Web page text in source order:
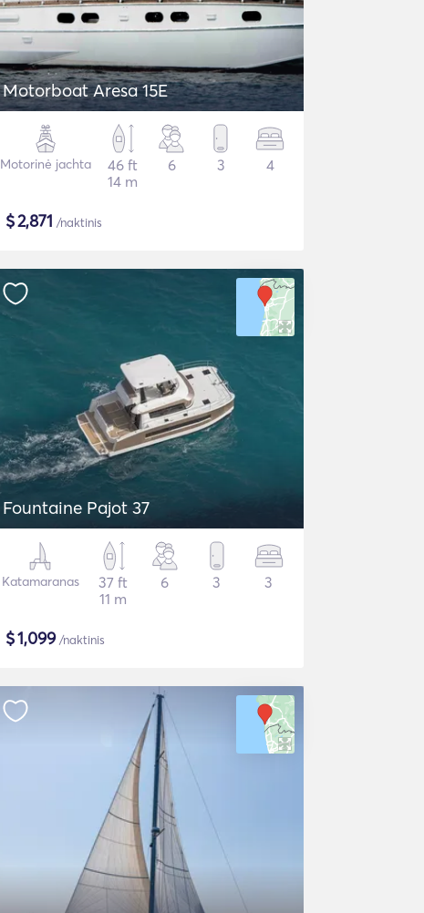
Motorboat Aresa 15E
Motorinė jachta
46 ft
14 m
6 3 4
$2,871 /naktinis
Fountaine Pajot 37
Katamaranas
37 ft
11 m
6 3 3
$1,099/naktinis